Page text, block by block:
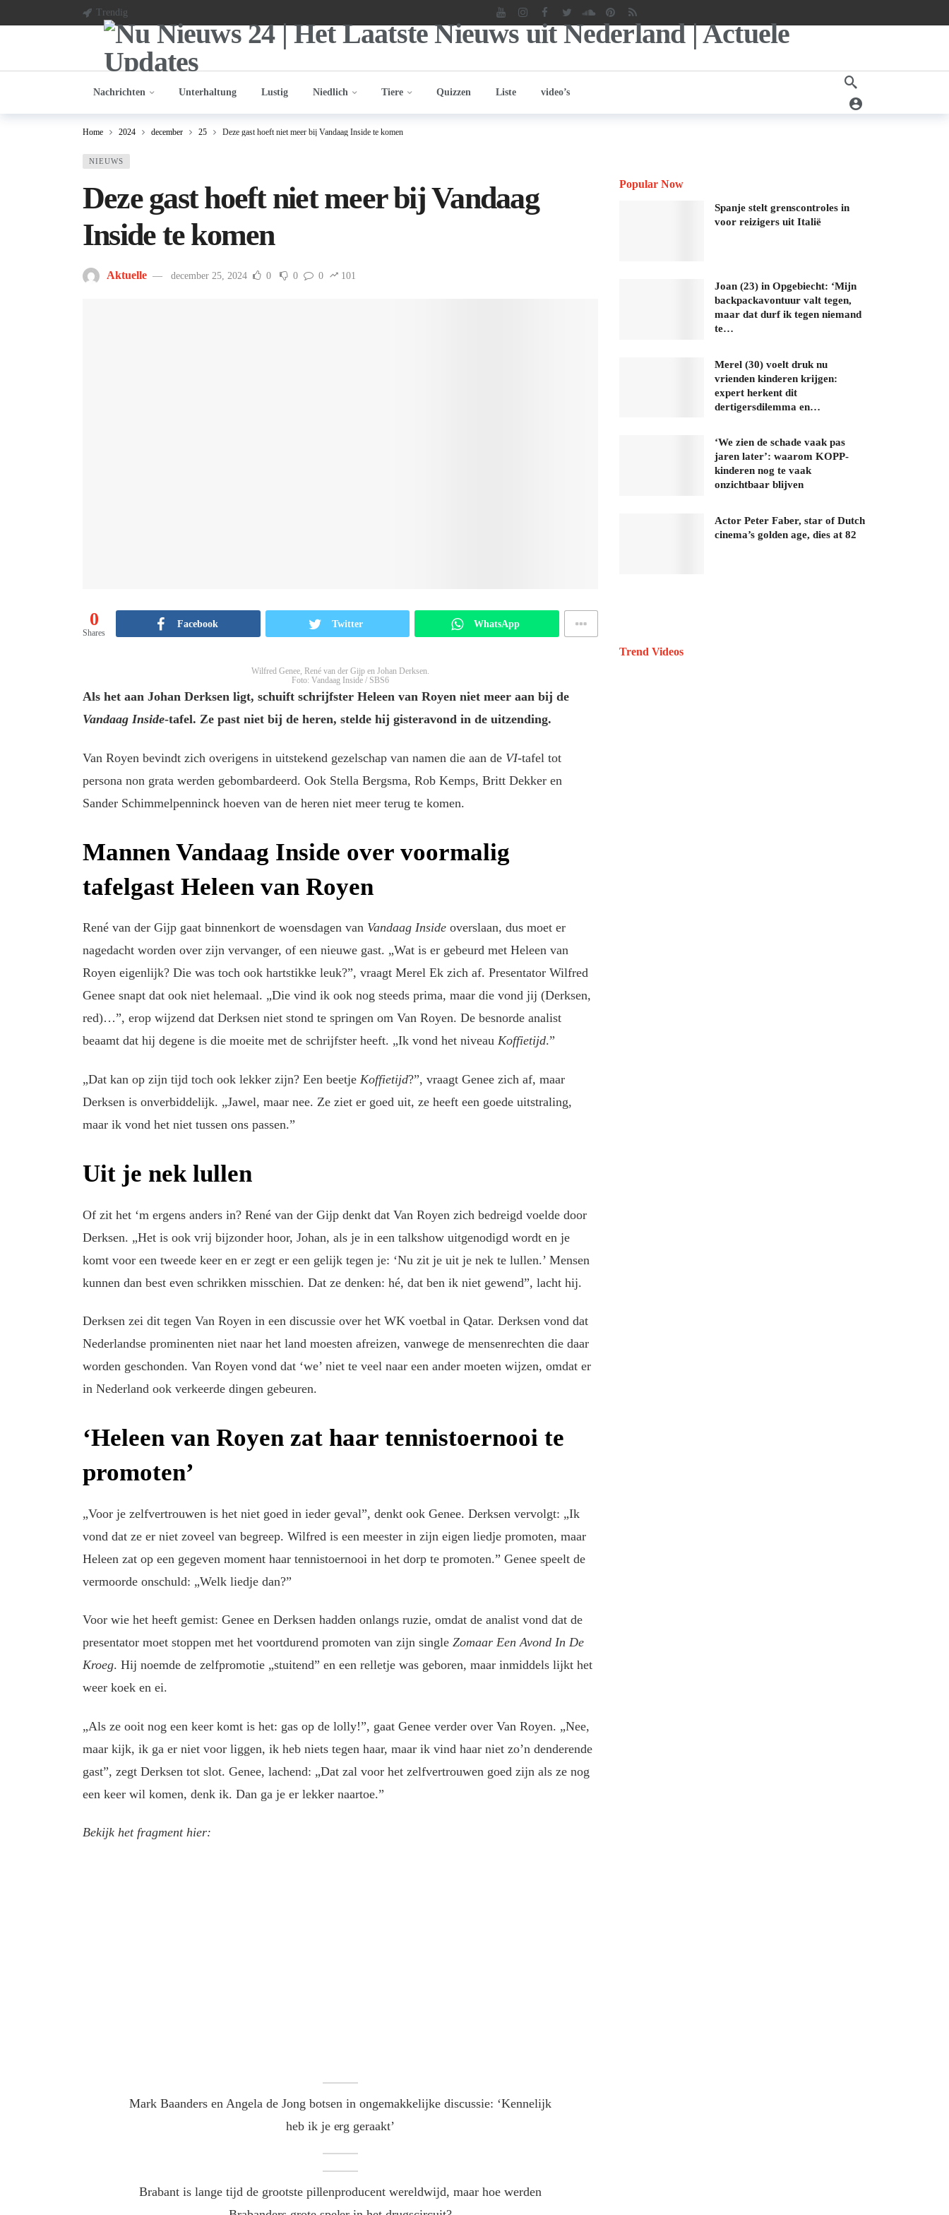
Trendig
Nachrichten Unterhaltung Lustig Niedlich Tiere Quizzen Liste video’s
Home 2024 december 25 Deze gast hoeft niet meer bij Vandaag Inside te komen
NIEUWS
Deze gast hoeft niet meer bij Vandaag
Inside te komen
Aktuelle december 25, 2024 0 0 0 101
0
Shares
Facebook Twitter WhatsApp
Wilfred Genee, René van der Gijp en Johan Derksen.
Foto: Vandaag Inside / SBS6
Als het aan Johan Derksen ligt, schuift schrijfster Heleen van Royen niet meer aan bij de
Vandaag Inside-tafel. Ze past niet bij de heren, stelde hij gisteravond in de uitzending.
Van Royen bevindt zich overigens in uitstekend gezelschap van namen die aan de VI-tafel tot
persona non grata werden gebombardeerd. Ook Stella Bergsma, Rob Kemps, Britt Dekker en
Sander Schimmelpenninck hoeven van de heren niet meer terug te komen.
Mannen Vandaag Inside over voormalig
tafelgast Heleen van Royen
René van der Gijp gaat binnenkort de woensdagen van Vandaag Insideoverslaan, dus moet er
nagedacht worden over zijn vervanger, of een nieuwe gast. „Wat is er gebeurd met Heleen van
Royen eigenlijk? Die was toch ook hartstikke leuk?”, vraagt Merel Ek zich af. Presentator Wilfred
Genee snapt dat ook niet helemaal. „Die vind ik ook nog steeds prima, maar die vond jij (Derksen,
red)…”, erop wijzend dat Derksen niet stond te springen om Van Royen. De besnorde analist
beaamt dat hij degene is die moeite met de schrijfster heeft. „Ik vond het niveau Koffietijd.”
„Dat kan op zijn tijd toch ook lekker zijn? Een beetje Koffietijd?”, vraagt Genee zich af, maar
Derksen is onverbiddelijk. „Jawel, maar nee. Ze ziet er goed uit, ze heeft een goede uitstraling,
maar ik vond het niet tussen ons passen.”
Uit je nek lullen
Of zit het ‘m ergens anders in? René van der Gijp denkt dat Van Royen zich bedreigd voelde door
Derksen. „Het is ook vrij bijzonder hoor, Johan, als je in een talkshow uitgenodigd wordt en je
komt voor een tweede keer en er zegt er een gelijk tegen je: ‘Nu zit je uit je nek te lullen.’ Mensen
kunnen dan best even schrikken misschien. Dat ze denken: hé, dat ben ik niet gewend”, lacht hij.
Derksen zei dit tegen Van Royen in een discussie over het WK voetbal in Qatar. Derksen vond dat
Nederlandse prominenten niet naar het land moesten afreizen, vanwege de mensenrechten die daar
worden geschonden. Van Royen vond dat ‘we’ niet te veel naar een ander moeten wijzen, omdat er
in Nederland ook verkeerde dingen gebeuren.
‘Heleen van Royen zat haar tennistoernooi te
promoten’
„Voor je zelfvertrouwen is het niet goed in ieder geval”, denkt ook Genee. Derksen vervolgt: „Ik
vond dat ze er niet zoveel van begreep. Wilfred is een meester in zijn eigen liedje promoten, maar
Heleen zat op een gegeven moment haar tennistoernooi in het dorp te promoten.” Genee speelt de
vermoorde onschuld: „Welk liedje dan?”
Voor wie het heeft gemist: Genee en Derksen hadden onlangs ruzie, omdat de analist vond dat de
presentator moet stoppen met het voortdurend promoten van zijn single Zomaar Een Avond In De
Kroeg. Hij noemde de zelfpromotie „stuitend” en een relletje was geboren, maar inmiddels lijkt het
weer koek en ei.
„Als ze ooit nog een keer komt is het: gas op de lolly!”, gaat Genee verder over Van Royen. „Nee,
maar kijk, ik ga er niet voor liggen, ik heb niets tegen haar, maar ik vind haar niet zo’n denderende
gast”, zegt Derksen tot slot. Genee, lachend: „Dat zal voor het zelfvertrouwen goed zijn als ze nog
een keer wil komen, denk ik. Dan ga je er lekker naartoe.”
Bekijk het fragment hier:
Mark Baanders en Angela de Jong botsen in ongemakkelijke discussie: ‘Kennelijk
heb ik je erg geraakt’
Brabant is lange tijd de grootste pillenproducent wereldwijd, maar hoe werden
Popular Now
Spanje stelt grenscontroles in
voor reizigers uit Italië
Joan (23) in Opgebiecht: ‘Mijn
backpackavontuur valt tegen,
maar dat durf ik tegen niemand
te…
Merel (30) voelt druk nu
vrienden kinderen krijgen:
expert herkent dit
dertigersdilemma en…
‘We zien de schade vaak pas
jaren later’: waarom KOPP-
kinderen nog te vaak
onzichtbaar blijven
Actor Peter Faber, star of Dutch
cinema’s golden age, dies at 82
Trend Videos